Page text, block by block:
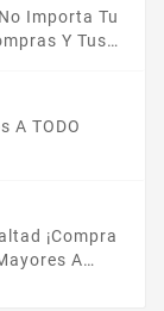
Importa Tu
Y Tus
A TODO
¡compra
A